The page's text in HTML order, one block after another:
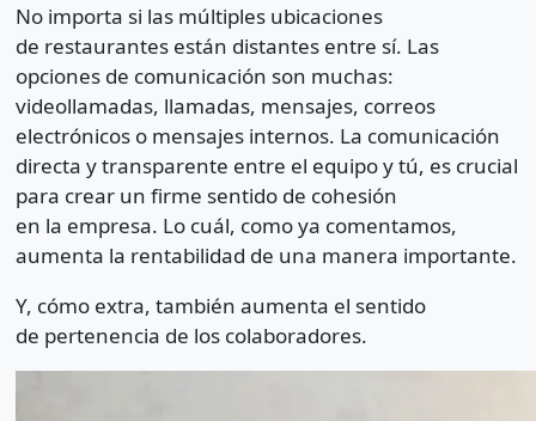
No importa si las múltiples ubicaciones
de restaurantes están distantes entre sí. Las
opciones de comunicación son muchas:
videollamadas, llamadas, mensajes, correos
electrónicos o mensajes internos. La comunicación
directa y transparente entre el equipo y tú, es crucial
para crear un firme sentido de cohesión
en la empresa. Lo cuál, como ya comentamos,
aumenta la rentabilidad de una manera importante.
Y, cómo extra, también aumenta el sentido
de pertenencia de los colaboradores.